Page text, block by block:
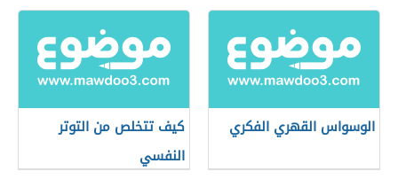
الوسواس القهري الفكري
كيف تتخلص من التوتر
النفسي